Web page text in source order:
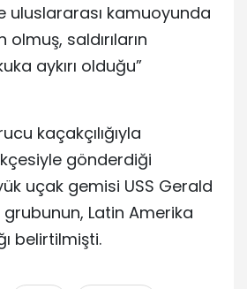
uluslararası kamuoyunda
saldırıların
aykırı olduğu”
kaçakçılığıyla
gönderdiği
uçak gemisi USS Gerald
grubunun, Latin Amerika
belirtilmişti.